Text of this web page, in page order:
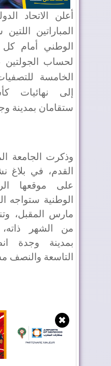
أعلن الاتحاد
المباراتين
الوطني أمام كل
الخامسة
ستقامان بمدينة
وذكرت الجامعة
القدم، في
على موقعها
من الشهر
بمدينة وجدة
التاسعة والنصف
✖